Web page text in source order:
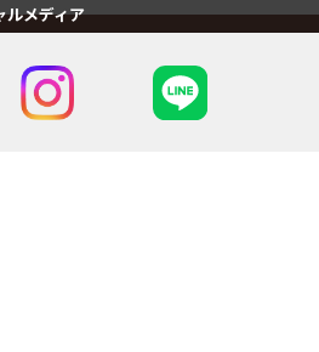
ルメディア